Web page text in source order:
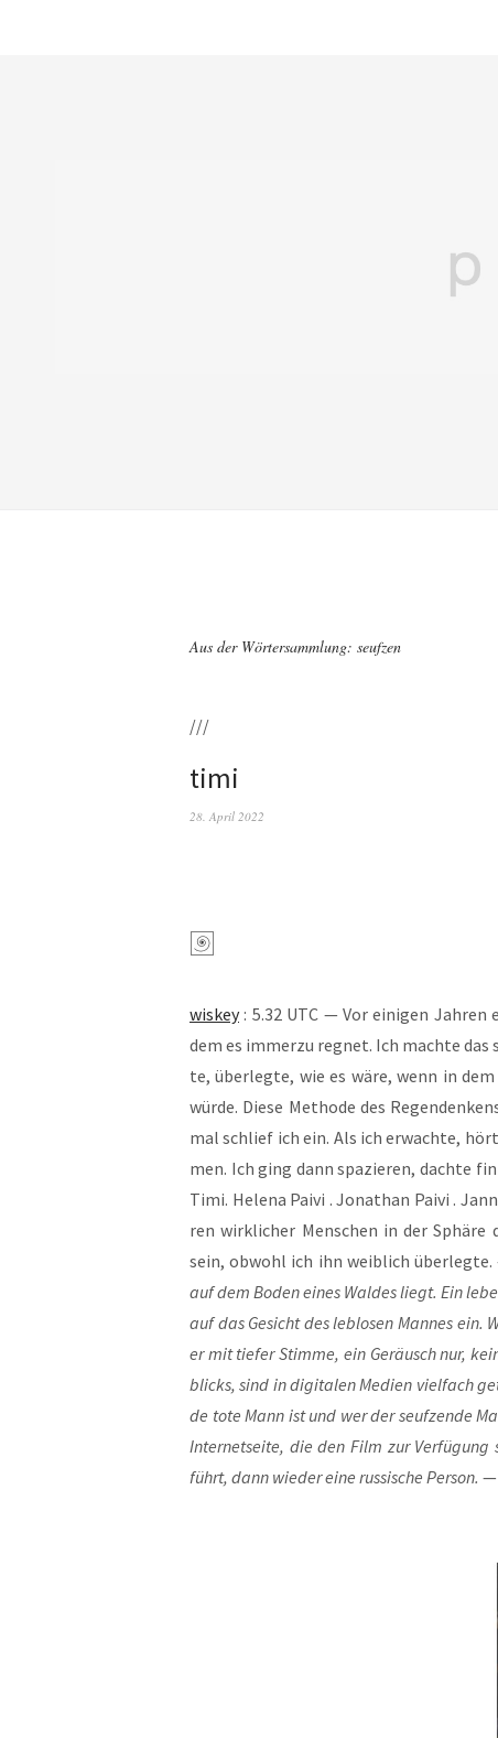
Aus der Wörtersammlung: seufzen
///
timi
28. April 2022
wis­key: 5.32 UTC — Vor eini­gen Jah­ren
dem es immer­zu reg­net. Ich mach­te das
te, über­leg­te, wie es wäre, wenn in
wür­de. Die­se Metho­de des
mal schlief ich ein. Als ich erwach­te,
men. Ich ging dann spa­zie­ren, dach­te
Timi. Hele­na Pai­vi . Jona­than Pai­vi .
ren wirk­li­cher Men­schen in der
sein, obwohl ich ihn weib­lich
auf dem Boden eines Wal­des liegt. Ein
auf das Gesicht des leb­lo­sen Man­nes ein.
er mit tie­fer Stim­me, ein Geräusch nur,
blicks, sind in digi­ta­len Medi­en viel­fach
de tote Mann ist und wer der seuf­zen­de
Inter­net­sei­te, die den Film zur Ver­fü­gung
führt, dann wie­der eine rus­si­sche Per­son. —